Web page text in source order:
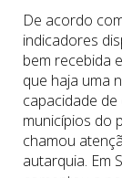
De acordo
indicadores
bem recebida
que haja uma
capacidade
municípios do
chamou
autarquia. Em